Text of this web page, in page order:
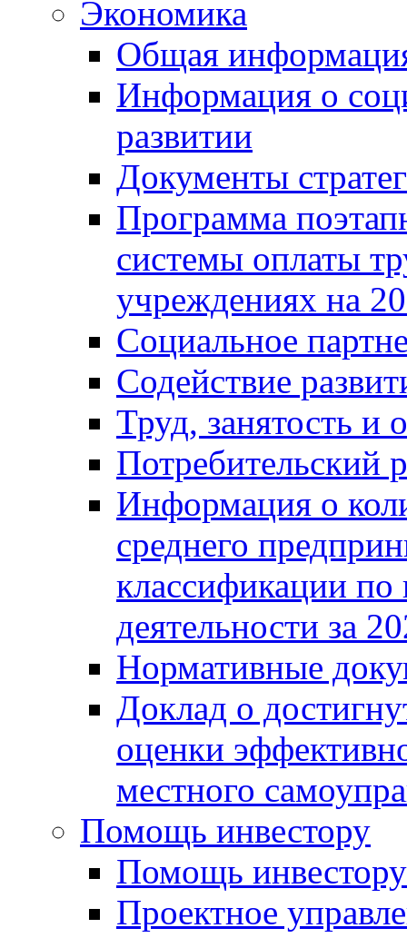
Экономика
Общая
Информация о
развитии
Документы
Программа
системы оплаты
учреждениях на
Социальное
Содействие
Труд, занятость и
Потребительский
Информация о
среднего
классификации
деятельности за
Нормативные
Доклад о
оценки
местного
Помощь инвестору
Помощь инвестору
Проектное